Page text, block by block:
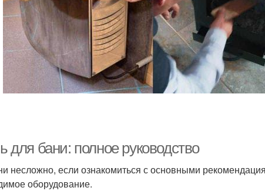
для бани: полное руководство
несложно, если ознакомиться с основными
оборудование.